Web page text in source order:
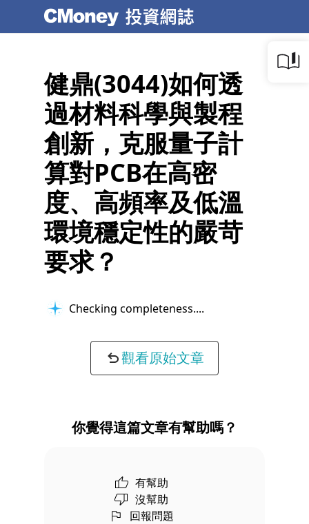
健鼎(3044)如何透
過材料科學與製程
創新，克服量子計
算對PCB在高密
度、高頻率及低溫
環境穩定性的嚴苛
要求？
Checking completeness...
觀看原始文章
你覺得這篇文章有幫助嗎？
有幫助
沒幫助
回報問題